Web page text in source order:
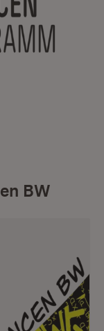
BW